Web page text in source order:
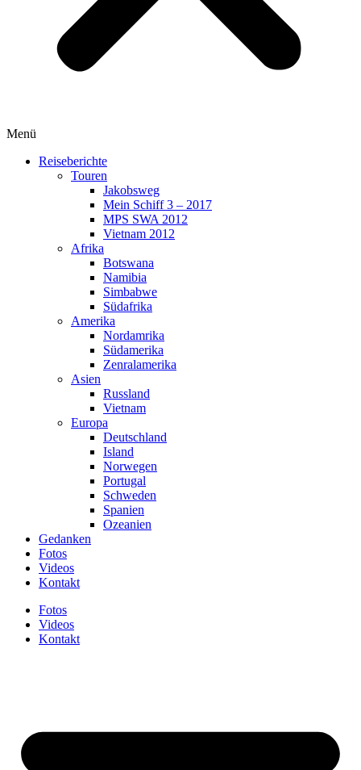
Menü
Reiseberichte
Touren
Jakobsweg
Mein Schiff 3 – 2017
MPS SWA 2012
Vietnam 2012
Afrika
Botswana
Namibia
Simbabwe
Südafrika
Amerika
Nordamrika
Südamerika
Zenralamerika
Asien
Russland
Vietnam
Europa
Deutschland
Island
Norwegen
Portugal
Schweden
Spanien
Ozeanien
Gedanken
Fotos
Videos
Kontakt
Fotos
Videos
Kontakt